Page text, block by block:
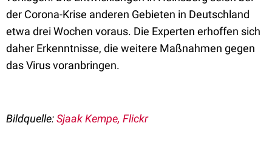
der Corona-Krise anderen Gebieten in Deutschland
etwa drei Wochen voraus. Die Experten erhoffen sich
daher Erkenntnisse, die weitere Maßnahmen gegen
das Virus voranbringen.
Bildquelle:Sjaak Kempe, Flickr